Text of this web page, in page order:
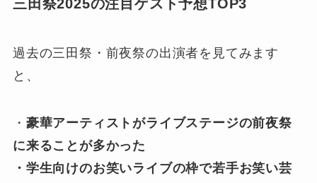
三田祭2025の注目ゲスト予想TOP3
過去の三田祭・前夜祭の出演者を見てみます
と、
・ 豪華アーティストがライブステージの前夜祭
に来ることが多かった
・学生向けのお笑いライブの枠で若手お笑い芸